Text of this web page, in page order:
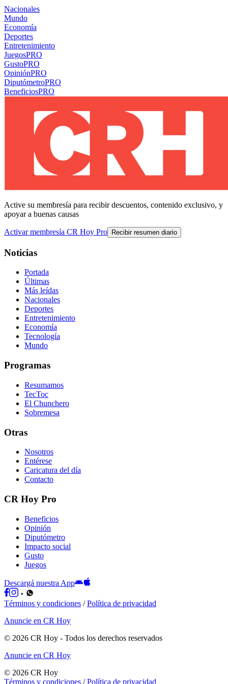
Nacionales
Mundo
Economía
Deportes
Entretenimiento
JuegosPRO
GustoPRO
OpiniónPRO
DiputómetroPRO
BeneficiosPRO
Active su membresía para recibir descuentos, contenido exclusivo, y
apoyar a buenas causas
Activar membresía CR Hoy Pro Recibir resumen diario
Noticias
Portada
Últimas
Más leídas
Nacionales
Deportes
Entretenimiento
Economía
Tecnología
Mundo
Programas
Resumamos
TecToc
El Chunchero
Sobremesa
Otras
Nosotros
Entérese
Caricatura del día
Contacto
CR Hoy Pro
Beneficios
Opinión
Diputómetro
Impacto social
Gusto
Juegos
Descargá nuestra App
Términos y condiciones /Política de privacidad
Anuncie en CR Hoy
© 2026 CR Hoy - Todos los derechos reservados
Anuncie en CR Hoy
© 2026 CR Hoy
Términos y condiciones /Política de privacidad